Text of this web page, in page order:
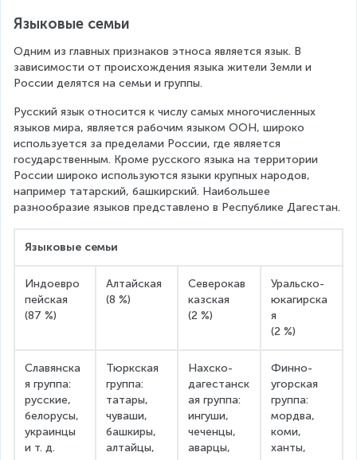
Языковые семьи
Одним из главных признаков этноса является язык. В
зависимости от происхождения языка жители Земли и
России делятся на семьи и группы.
Русский язык относится к числу самых многочисленных
языков мира, является рабочим языком ООН, широко
используется за пределами России, где является
государственным. Кроме русского языка на территории
России широко используются языки крупных народов,
например татарский, башкирский. Наибольшее
разнообразие языков представлено в Республике Дагестан.
Языковые семьи
Индоевро
пейская
(87 %)
Алтайская
(8 %)
Северокав
казская
(2 %)
Уральско-
юкагирска
я
(2 %)
Славянска
я группа:
русские,
белорусы,
украинцы
и т. д.
Тюркская
группа:
татары,
чуваши,
башкиры,
алтайцы,
Нахско-
дагестанск
ая группа:
ингуши,
чеченцы,
аварцы,
Финно-
угорская
группа:
мордва,
коми,
ханты,